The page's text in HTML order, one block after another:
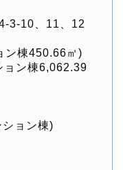
3-10、11、12
ン棟450.66㎡)
ョン棟6,062.39
ョン棟)